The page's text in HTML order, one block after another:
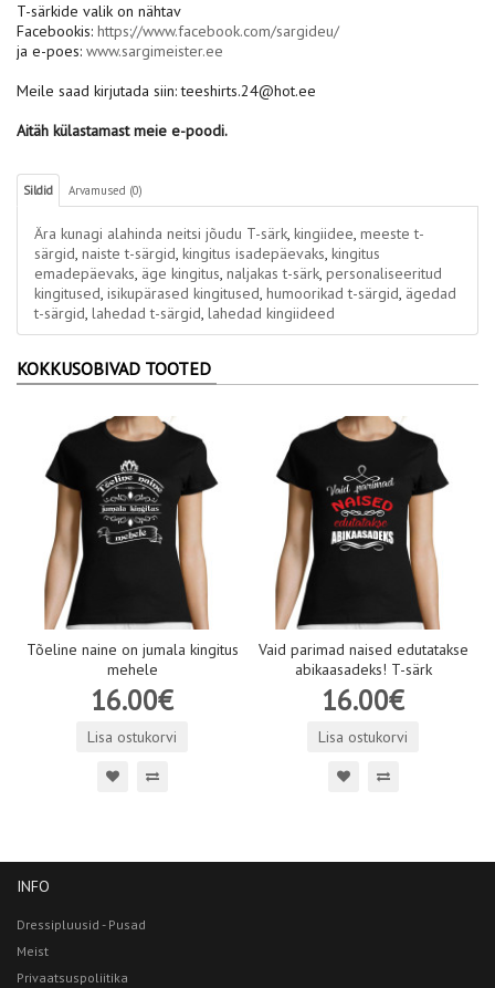
T-särkide valik on nähtav
Facebookis: https://www.facebook.com/sargideu/
ja e-poes: www.sargimeister.ee
Meile saad kirjutada siin: teeshirts.24@hot.ee
Aitäh külastamast meie e-poodi.
Sildid Arvamused (0)
Ära kunagi alahinda neitsi jõudu T-särk, kingiidee, meeste t-
särgid, naiste t-särgid, kingitus isadepäevaks, kingitus
emadepäevaks, äge kingitus, naljakas t-särk, personaliseeritud
kingitused, isikupärased kingitused, humoorikad t-särgid, ägedad
t-särgid, lahedad t-särgid, lahedad kingiideed
KOKKUSOBIVAD TOOTED
Tõeline naine on jumala kingitus
mehele
16.00€
Lisa ostukorvi
Vaid parimad naised edutatakse
abikaasadeks! T-särk
16.00€
Lisa ostukorvi
INFO
Dressipluusid - Pusad
Meist
Privaatsuspoliitika